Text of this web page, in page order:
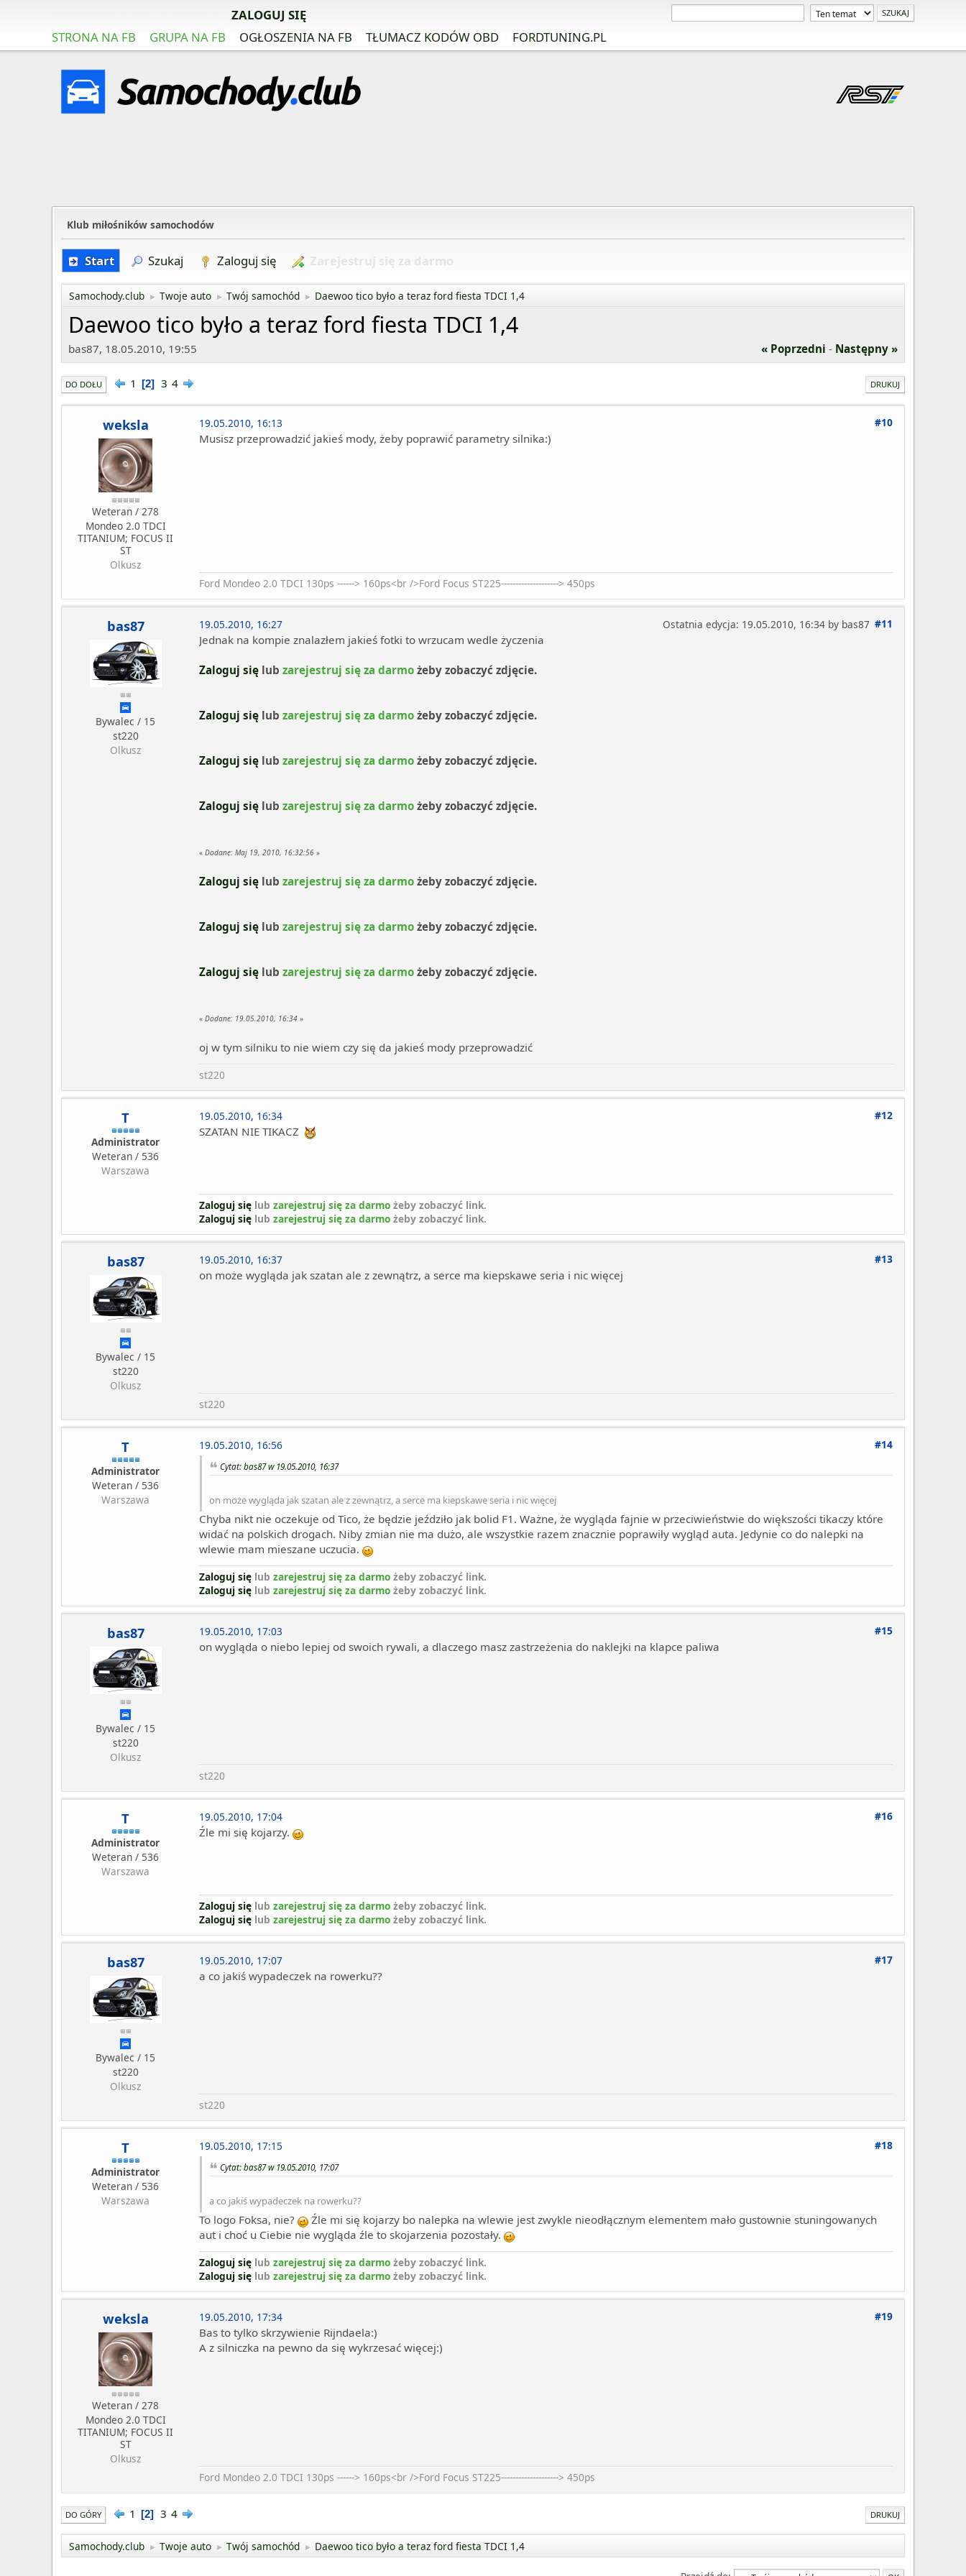
ZALOGUJ SIĘ
STRONA NA FB
GRUPA NA FB OGŁOSZENIA NA FB TŁUMACZ KODÓW OBD FORDTUNING.PL
Klub miłośników samochodów
Start Szukaj Zaloguj się Zarejestruj się za darmo
Samochody.club ► Twoje auto ► Twój samochód ► Daewoo tico było a teraz ford fiesta TDCI 1,4
Daewoo tico było a teraz ford fiesta TDCI 1,4
bas87, 18.05.2010, 19:55 « Poprzedni - Następny »
DRUKUJ
DO DOŁU 1 2 3 4
weksla
Weteran / 278
Mondeo 2.0 TDCI
TITANIUM; FOCUS II
ST
Olkusz
19.05.2010, 16:13 #10
Musisz przeprowadzić jakieś mody, żeby poprawić parametry silnika:)
Ford Mondeo 2.0 TDCI 130ps ------> 160ps<br />Ford Focus ST225--------------------> 450ps
bas87
Bywalec / 15
st220
Olkusz
19.05.2010, 16:27 #11
Ostatnia edycja: 19.05.2010, 16:34 by bas87
Jednak na kompie znalazłem jakieś fotki to wrzucam wedle życzenia
Zaloguj się lub zarejestruj się za darmo żeby zobaczyć zdjęcie.
Zaloguj się lub zarejestruj się za darmo żeby zobaczyć zdjęcie.
Zaloguj się lub zarejestruj się za darmo żeby zobaczyć zdjęcie.
Zaloguj się lub zarejestruj się za darmo żeby zobaczyć zdjęcie.
« Dodane: Maj 19, 2010, 16:32:56 »
Zaloguj się lub zarejestruj się za darmo żeby zobaczyć zdjęcie.
Zaloguj się lub zarejestruj się za darmo żeby zobaczyć zdjęcie.
Zaloguj się lub zarejestruj się za darmo żeby zobaczyć zdjęcie.
« Dodane: 19.05.2010, 16:34 »
oj w tym silniku to nie wiem czy się da jakieś mody przeprowadzić
st220
T
Administrator
Weteran / 536
Warszawa
19.05.2010, 16:34 #12
SZATAN NIE TIKACZ
Zaloguj się lub zarejestruj się za darmo żeby zobaczyć link.
Zaloguj się lub zarejestruj się za darmo żeby zobaczyć link.
bas87
Bywalec / 15
st220
Olkusz
19.05.2010, 16:37 #13
on może wygląda jak szatan ale z zewnątrz, a serce ma kiepskawe seria i nic więcej
st220
T
Administrator
Weteran / 536
Warszawa
19.05.2010, 16:56 #14
Cytat: bas87 w 19.05.2010, 16:37
on może wygląda jak szatan ale z zewnątrz, a serce ma kiepskawe seria i nic więcej
Chyba nikt nie oczekuje od Tico, że będzie jeździło jak bolid F1. Ważne, że wygląda fajnie w przeciwieństwie do większości tikaczy które
widać na polskich drogach. Niby zmian nie ma dużo, ale wszystkie razem znacznie poprawiły wygląd auta. Jedynie co do nalepki na
wlewie mam mieszane uczucia.
Zaloguj się lub zarejestruj się za darmo żeby zobaczyć link.
Zaloguj się lub zarejestruj się za darmo żeby zobaczyć link.
bas87
Bywalec / 15
st220
Olkusz
19.05.2010, 17:03 #15
on wygląda o niebo lepiej od swoich rywali, a dlaczego masz zastrzeżenia do naklejki na klapce paliwa
st220
T
Administrator
Weteran / 536
Warszawa
19.05.2010, 17:04 #16
Źle mi się kojarzy.
Zaloguj się lub zarejestruj się za darmo żeby zobaczyć link.
Zaloguj się lub zarejestruj się za darmo żeby zobaczyć link.
bas87
Bywalec / 15
st220
Olkusz
19.05.2010, 17:07 #17
a co jakiś wypadeczek na rowerku??
st220
T
Administrator
Weteran / 536
Warszawa
19.05.2010, 17:15 #18
Cytat: bas87 w 19.05.2010, 17:07
a co jakiś wypadeczek na rowerku??
To logo Foksa, nie?
Źle mi się kojarzy bo nalepka na wlewie jest zwykle nieodłącznym elementem mało gustownie stuningowanych
aut i choć u Ciebie nie wygląda źle to skojarzenia pozostały.
Zaloguj się lub zarejestruj się za darmo żeby zobaczyć link.
Zaloguj się lub zarejestruj się za darmo żeby zobaczyć link.
weksla
Weteran / 278
Mondeo 2.0 TDCI
TITANIUM; FOCUS II
ST
Olkusz
19.05.2010, 17:34 #19
Bas to tylko skrzywienie Rijndaela:)
A z silniczka na pewno da się wykrzesać więcej:)
Ford Mondeo 2.0 TDCI 130ps ------> 160ps<br />Ford Focus ST225--------------------> 450ps
DRUKUJ
DO GÓRY 1 2 3 4
Samochody.club ► Twoje auto ► Twój samochód ► Daewoo tico było a teraz ford fiesta TDCI 1,4